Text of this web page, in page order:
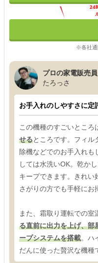
24
※各社通
プロの家電販売
たろっさ
お手入れのしやすさに定
この機種のすごいところ
せるところです。フィル
除機などでのお手入れも
しては水洗いOK。乾か
キープできます。きれい
さがりの方でも手軽にお
また、霜取り運転での室
る直前に出力を上げ、部
ープシステムを搭載。ハ
だんに使った贅沢な機種